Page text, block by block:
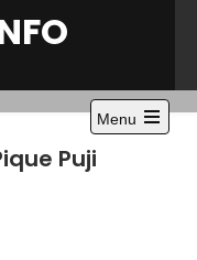
Menu
Open
Puji